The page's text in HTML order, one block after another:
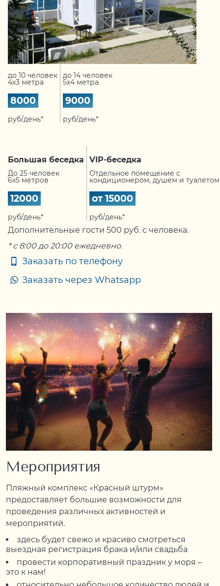
до 10 человек
4х3 метра
8000
руб/день*
до 14 человек
5х4 метра
9000
руб/день*
Большая беседка
До 25 человек
6x5 метров
12000
руб/день*
VIP-беседка
Отдельное помещение с
кондиционером, душем и туалетом
от 15000
руб/день*
Дополнительные гости 500 руб. с человека.
* с 8:00 до 20:00 ежедневно.
Заказать по телефону
Заказать через Whatsapp
Мероприятия
Пляжный комплекс «Красный штурм»
предоставляет большие возможности для
проведения различных активностей и
мероприятий.
здесь будет свежо и красиво смотреться
выездная регистрация брака и/или свадьба
провести корпоративный праздник у моря –
это к нам!